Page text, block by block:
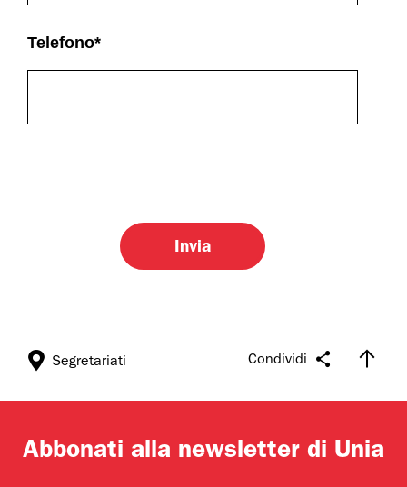
Telefono*
Condividi
Segretariati
Abbonati alla newsletter di Unia